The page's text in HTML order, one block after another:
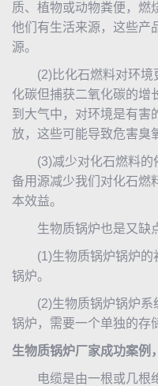
质、植物或动物粪便，燃
他们有生活来源，这些产
源。
(2)比化石燃料对环境
化碳但捕获二氧化碳的增
到大气中，对环境是有害
放，这些可能导致危害臭
(3)减少对化石燃料的
备用源减少我们对化石燃
本效益。
生物质锅炉也是又缺点
(1)生物质锅炉锅炉的
锅炉。
(2)生物质锅炉锅炉系
锅炉，需要一个单独的存
生物质锅炉厂家成功案例
电缆是由一根或几根绝